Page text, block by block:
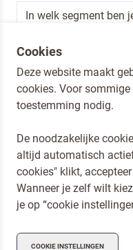
Ik ben een horeca
Door op versturen te klikken,
Cookies
Deze website maakt
cookies. Voor
toestemming nodig.
De noodzakelijke
altijd automatisch
cookies" klikt,
Wanneer je zelf wilt
je op “cookie
COOKIE INSTELLINGEN